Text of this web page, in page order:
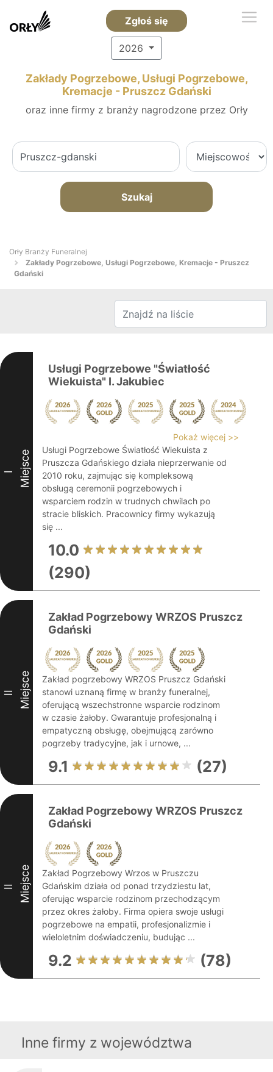
Zgłoś się
2026
Zakłady Pogrzebowe, Usługi Pogrzebowe,
Kremacje - Pruszcz Gdański
oraz inne firmy z branży nagrodzone przez Orły
Szukaj
Orły Branży Funeralnej
Zakłady Pogrzebowe, Usługi Pogrzebowe, Kremacje - Pruszcz
Gdański
I Miejsce
Usługi Pogrzebowe "Światłość
Wiekuista" I. Jakubiec
Pokaż więcej >>
Usługi Pogrzebowe Światłość Wiekuista z
Pruszcza Gdańskiego działa nieprzerwanie od
2010 roku, zajmując się kompleksową
obsługą ceremonii pogrzebowych i
wsparciem rodzin w trudnych chwilach po
stracie bliskich. Pracownicy firmy wykazują
się ...
10.0
(290)
II Miejsce
Zakład Pogrzebowy WRZOS Pruszcz
Gdański
Zakład pogrzebowy WRZOS Pruszcz Gdański
stanowi uznaną firmę w branży funeralnej,
oferującą wszechstronne wsparcie rodzinom
w czasie żałoby. Gwarantuje profesjonalną i
empatyczną obsługę, obejmującą zarówno
pogrzeby tradycyjne, jak i urnowe, ...
9.1 (27)
II Miejsce
Zakład Pogrzebowy WRZOS Pruszcz
Gdański
Zakład Pogrzebowy Wrzos w Pruszczu
Gdańskim działa od ponad trzydziestu lat,
oferując wsparcie rodzinom przechodzącym
przez okres żałoby. Firma opiera swoje usługi
pogrzebowe na empatii, profesjonalizmie i
wieloletnim doświadczeniu, budując ...
9.2 (78)
Inne firmy z województwa